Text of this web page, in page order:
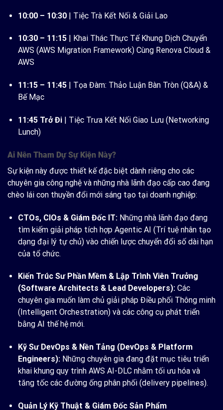
10:00 – 10:30| Tiệc Trà Kết Nối & Giải Lao
10:30 – 11:15| Khai Thác Thực Tế Khung Dịch Chuyển
AWS (AWS Migration Framework) Cùng Renova Cloud &
AWS
11:15 – 11:45| Tọa Đàm: Thảo Luận Bàn Tròn (Q&A) &
Bế Mạc
11:45 Trở Đi| Tiệc Trưa Kết Nối Giao Lưu (Networking
Lunch)
Ai Nên Tham Dự Sự Kiện Này?
Sự kiện này được thiết kế đặc biệt dành riêng cho các
chuyên gia công nghệ và những nhà lãnh đạo cấp cao đang
chèo lái con thuyền đổi mới sáng tạo tại doanh nghiệp:
CTOs, CIOs & Giám Đốc IT:Những nhà lãnh đạo đang
tìm kiếm giải pháp tích hợp Agentic AI (Trí tuệ nhân tạo
dạng đại lý tự chủ) vào chiến lược chuyển đổi số dài hạn
của tổ chức.
Kiến Trúc Sư Phần Mềm & Lập Trình Viên Trưởng
(Software Architects & Lead Developers):Các
chuyên gia muốn làm chủ giải pháp Điều phối Thông minh
(Intelligent Orchestration) và các công cụ phát triển
bằng AI thế hệ mới.
Kỹ Sư DevOps & Nền Tảng (DevOps & Platform
Engineers):Những chuyên gia đang đặt mục tiêu triển
khai khung quy trình AWS AI-DLC nhằm tối ưu hóa và
tăng tốc các đường ống phân phối (delivery pipelines).
Quản Lý Kỹ Thuật & Giám Đốc Sản Phẩm